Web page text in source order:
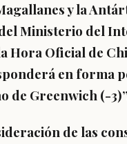
y la
Ministerio del
Hora Oficial de
en forma
de Greenwich (-
de las